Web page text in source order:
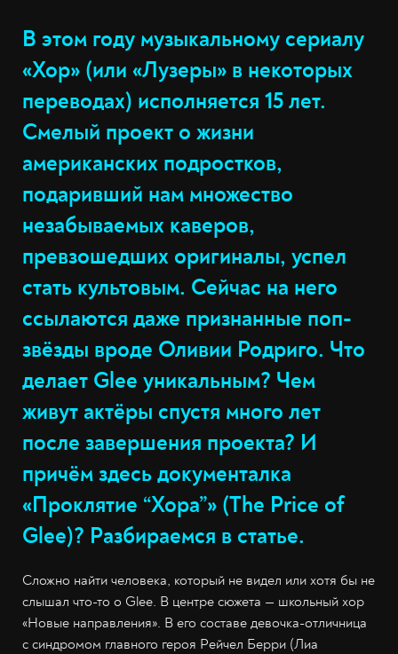
В этом году музыкальному сериалу
«Хор» (или «Лузеры» в некоторых
переводах) исполняется 15 лет.
Смелый проект о жизни
американских подростков,
подаривший нам множество
незабываемых каверов,
превзошедших оригиналы, успел
стать культовым. Сейчас на него
ссылаются даже признанные поп-
звёзды вроде Оливии Родриго. Что
делает Glee уникальным? Чем
живут актёры спустя много лет
после завершения проекта? И
причём здесь документалка
«Проклятие “Хора”» (The Price of
Glee)? Разбираемся в статье.
Сложно найти человека, который не видел или хотя бы не
слышал что-то о Glee. В центре сюжета — школьный хор
«Новые направления». В его составе девочка-отличница
с синдромом главного героя Рейчел Берри (Лиа